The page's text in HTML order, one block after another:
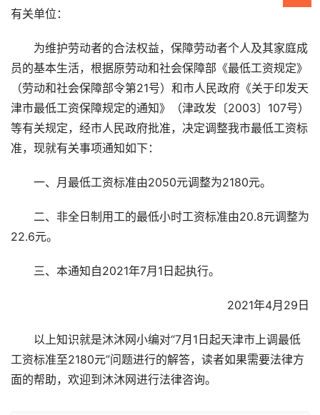
有关单位：
为维护劳动者的合法权益，保障劳动者个人及其家庭成
员的基本生活，根据原劳动和社会保障部《最低工资规定》
（劳动和社会保障部令第21号）和市人民政府《关于印发天
津市最低工资保障规定的通知》（津政发〔2003〕107号）
等有关规定，经市人民政府批准，决定调整我市最低工资标
准，现就有关事项通知如下：
一、月最低工资标准由2050元调整为2180元。
二、非全日制用工的最低小时工资标准由20.8元调整为
22.6元。
三、本通知自2021年7月1日起执行。
2021年4月29日
以上知识就是沐沐网小编对“7月1日起天津市上调最低
工资标准至2180元”问题进行的解答，读者如果需要法律方
面的帮助，欢迎到沐沐网进行法律咨询。